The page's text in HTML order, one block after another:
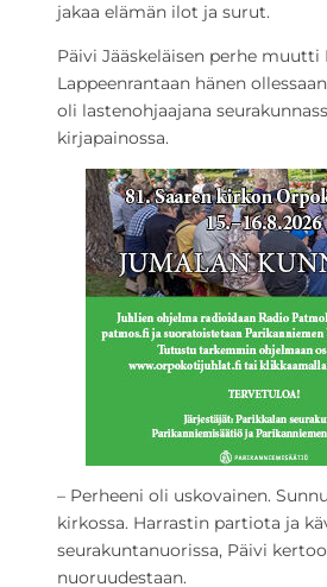
jakaa elämän ilot ja surut.
Päivi Jääskeläisen perhe muutti
Lappeenrantaan hänen
oli lastenohjaajana
kirjapainossa.
– Perheeni oli uskovainen.
kirkossa. Harrastin partiota ja
seurakuntanuorissa, Päivi
nuoruudestaan.